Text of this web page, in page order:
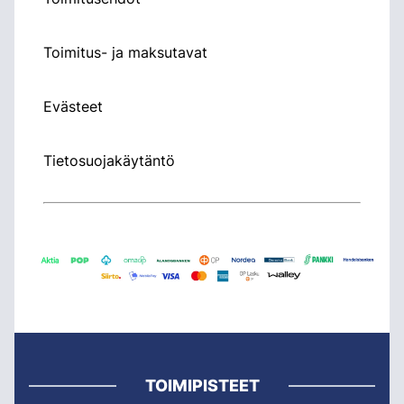
Toimitus- ja maksutavat
Evästeet
Tietosuojakäytäntö
TOIMIPISTEET